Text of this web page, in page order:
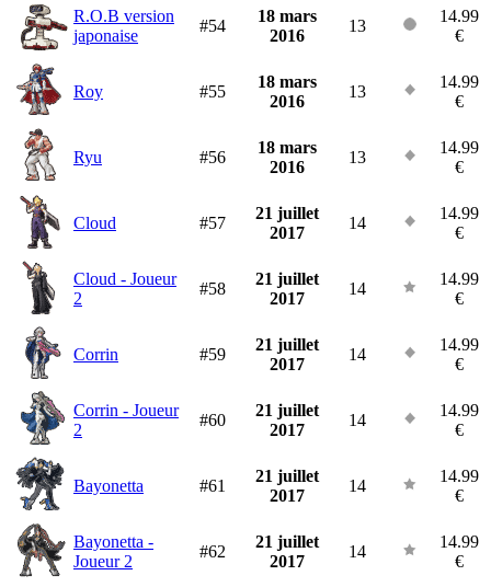
R.O.B version
japonaise
#54
18 mars
2016
13
14.99
€
Roy #55
18 mars
2016
13
14.99
€
Ryu #56
18 mars
2016
13
14.99
€
Cloud #57
21 juillet
2017
14
14.99
€
Cloud - Joueur
2
#58
21 juillet
2017
14
14.99
€
Corrin #59
21 juillet
2017
14
14.99
€
Corrin - Joueur
2
#60
21 juillet
2017
14
14.99
€
Bayonetta #61
21 juillet
2017
14
14.99
€
Bayonetta -
Joueur 2
#62
21 juillet
2017
14
14.99
€